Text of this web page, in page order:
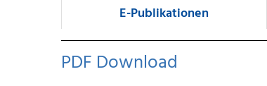
E-Publikationen
PDF Download